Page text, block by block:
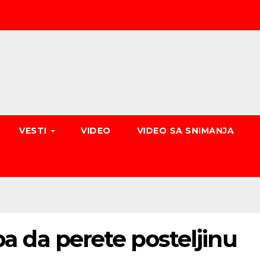
VESTI VIDEO VIDEO SA SNIMANJA
da perete posteljinu